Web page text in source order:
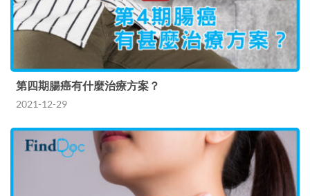
第四期腸癌有什麼治療方案？
2021-12-29